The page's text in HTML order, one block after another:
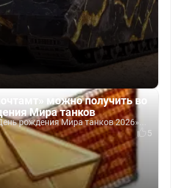
можно получить во
Мира танков
рождения Мира танков 2026»...
5